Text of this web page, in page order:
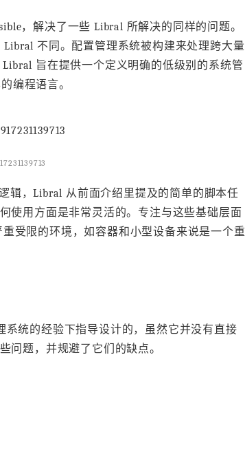
，解决了一些 Libral 所解决的同样的问题。
不同。配置管理系统被构建来处理跨大量
旨在提供一个定义明确的低级别的系统管
编程语言。
辑，Libral 从前面介绍里提及的简单的脚本任
使用方面是非常灵活的。专注与这些基础层面
受限的环境，如容器和小型设备来说是一个重
统的经验下指导设计的，虽然它并没有直接
问题，并规避了它们的缺点。